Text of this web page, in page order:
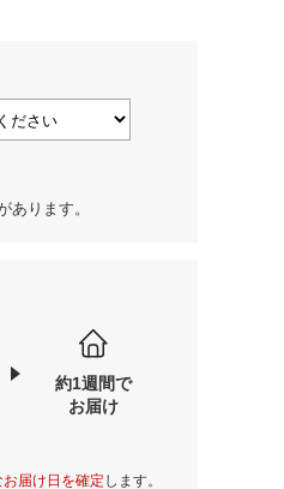
ります。
約1週間で
お届け
届け日を確定 します。